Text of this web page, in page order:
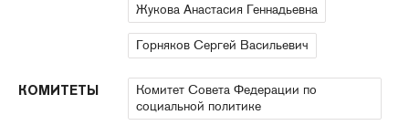
Жукова Анастасия Геннадьевна
Горняков Сергей Васильевич
КОМИТЕТЫ
Комитет Совета Федерации по
социальной политике